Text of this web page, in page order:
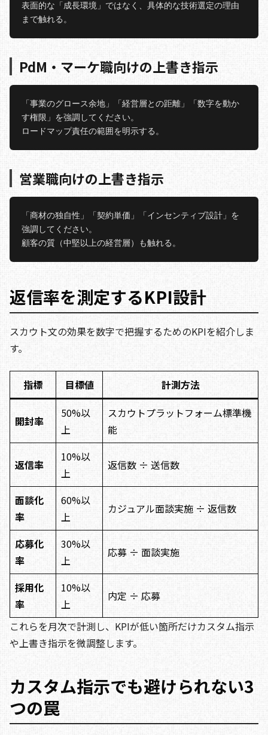
表面的な「成長環境」ではなく、具体的な技術選定の理由
PdM・マーケ職向けの上書き指示
「事業のグロース余地」「経営層との距離」「数字を動か
す権限」を強調してください。
営業職向けの上書き指示
「商材の独自性」「契約単価」「インセンティブ設計」を
強調してください。
返信率を測定するKPI設計
スカウト文の効果を数字で把握するためのKPIを紹介しま
す。
指標 目標値 計測方法
開封率
50%以
上
スカウトプラットフォーム標準機
能
返信率
10%以
上
返信数 ÷ 送信数
面談化
率
60%以
上
カジュアル面談実施 ÷ 返信数
応募化
率
30%以
上
応募 ÷ 面談実施
採用化
率
10%以
上
内定 ÷ 応募
これらを月次で計測し、KPIが低い箇所だけカスタム指示
や上書き指示を微調整します。
カスタム指示でも避けられない3
つの罠